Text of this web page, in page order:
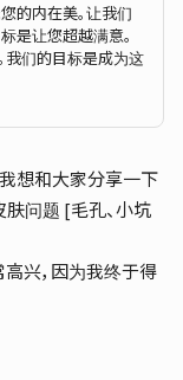
的内在美。让我们
是让您超越满意。
我们的目标是成为这
我想和大家分享一下
问题 [毛孔、小坑
兴，因为我终于得